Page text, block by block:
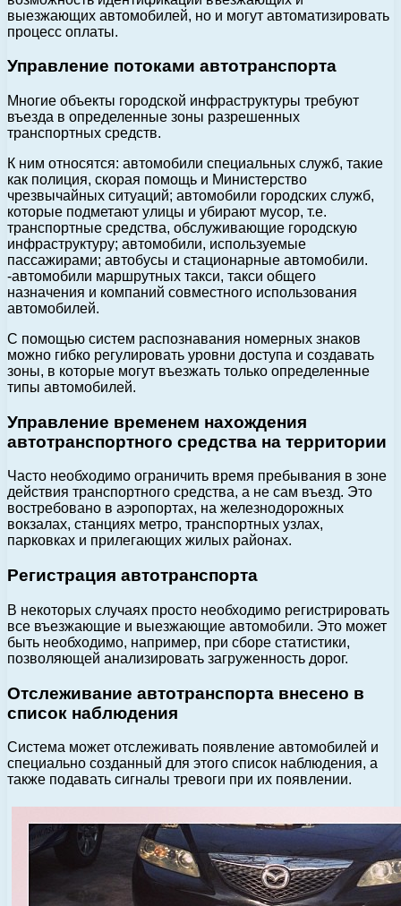
выезжающих автомобилей, но и могут автоматизировать
процесс оплаты.
Управление потоками автотранспорта
Многие объекты городской инфраструктуры требуют
въезда в определенные зоны разрешенных
транспортных средств.
К ним относятся: автомобили специальных служб, такие
как полиция, скорая помощь и Министерство
чрезвычайных ситуаций; автомобили городских служб,
которые подметают улицы и убирают мусор, т.е.
транспортные средства, обслуживающие городскую
инфраструктуру; автомобили, используемые
пассажирами; автобусы и стационарные автомобили.
-автомобили маршрутных такси, такси общего
назначения и компаний совместного использования
автомобилей.
С помощью систем распознавания номерных знаков
можно гибко регулировать уровни доступа и создавать
зоны, в которые могут въезжать только определенные
типы автомобилей.
Управление временем нахождения
автотранспортного средства на территории
Часто необходимо ограничить время пребывания в зоне
действия транспортного средства, а не сам въезд. Это
востребовано в аэропортах, на железнодорожных
вокзалах, станциях метро, транспортных узлах,
парковках и прилегающих жилых районах.
Регистрация автотранспорта
В некоторых случаях просто необходимо регистрировать
все въезжающие и выезжающие автомобили. Это может
быть необходимо, например, при сборе статистики,
позволяющей анализировать загруженность дорог.
Отслеживание автотранспорта внесено в
список наблюдения
Система может отслеживать появление автомобилей и
специально созданный для этого список наблюдения, а
также подавать сигналы тревоги при их появлении.